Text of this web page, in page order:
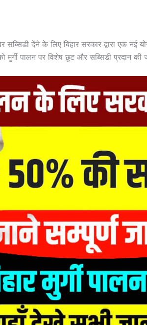
सब्सिडी देने के लिए बिहार सरकार द्वारा एक नई
मुर्गी पालन पर विशेष छूट और सब्सिडी प्रदान